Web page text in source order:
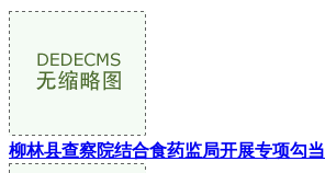
柳林县查察院结合食药监局开展专项勾当